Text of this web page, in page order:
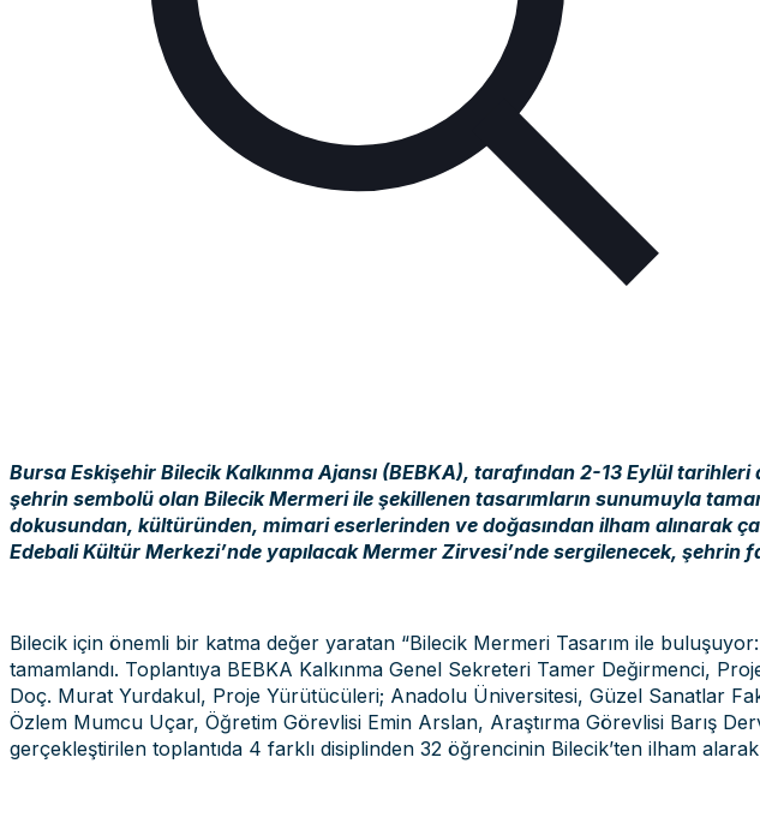
Bursa Eskişehir Bilecik Kalkınma Ajansı (BEBKA), tarafından 2-13 Eylül
şehrin sembolü olan Bilecik Mermeri ile şekillenen tasarımların sunumuyla
dokusundan, kültüründen, mimari eserlerinden ve doğasından ilham alınarak
Edebali Kültür Merkezi’nde yapılacak Mermer Zirvesi’nde sergilenecek, şehrin
Bilecik için önemli bir katma değer yaratan “Bilecik Mermeri Tasarım ile buluşuyor:
tamamlandı. Toplantıya BEBKA Kalkınma Genel Sekreteri Tamer Değirmenci,
Doç. Murat Yurdakul, Proje Yürütücüleri; Anadolu Üniversitesi, Güzel Sanatlar
Özlem Mumcu Uçar, Öğretim Görevlisi Emin Arslan, Araştırma Görevlisi Barış
gerçekleştirilen toplantıda 4 farklı disiplinden 32 öğrencinin Bilecik’ten ilham